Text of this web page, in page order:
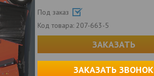
Под заказ
Код товара: 207-663-5
ЗАКАЗАТЬ
ЗАКАЗАТЬ ЗВОНОК